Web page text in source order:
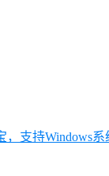
，支持Windows系